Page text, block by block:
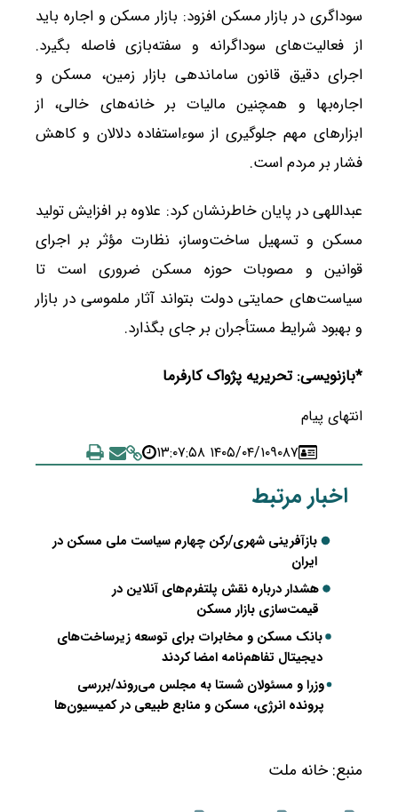
سوداگری در بازار مسکن افزود: بازار مسکن و اجاره باید
از فعالیت‌های سوداگرانه و سفته‌بازی فاصله بگیرد.
اجرای دقیق قانون ساماندهی بازار زمین، مسکن و
اجاره‌بها و همچنین مالیات بر خانه‌های خالی، از
ابزارهای مهم جلوگیری از سوءاستفاده دلالان و کاهش
فشار بر مردم است.
عبداللهی در پایان خاطرنشان کرد: علاوه بر افزایش تولید
مسکن و تسهیل ساخت‌وساز، نظارت مؤثر بر اجرای
قوانین و مصوبات حوزه مسکن ضروری است تا
سیاست‌های حمایتی دولت بتواند آثار ملموسی در بازار
و بهبود شرایط مستأجران بر جای بگذارد.
*بازنویسی: تحریریه پژواک کارفرما
انتهای پیام
۹۰۸۷۱۴۰۵/۰۴/۱۰ ۱۳:۰۷:۵۸
اخبار مرتبط
بازآفرینی شهری/رکن چهارم سیاست ملی مسکن در
ایران
هشدار درباره نقش پلتفرم‌های آنلاین در
قیمت‌سازی بازار مسکن
بانک مسکن و مخابرات برای توسعه زیرساخت‌های
دیجیتال تفاهم‌نامه امضا کردند
وزرا و مسئولان شستا به مجلس می‌روند/بررسی
پرونده انرژی، مسکن و منابع طبیعی در کمیسیون‌ها
منبع: خانه ملت